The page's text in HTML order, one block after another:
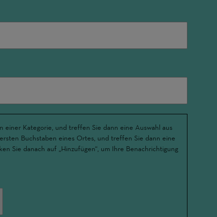
einer Kategorie, und treffen Sie dann eine Auswahl aus
Buchstaben eines Ortes, und treffen Sie dann eine
Sie danach auf „Hinzufügen“, um Ihre Benachrichtigung